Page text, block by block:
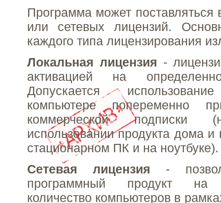
Программа может поставляться
или сетевых лицензий.
каждого типа лицензирования
Локальная лицензия -
активацией на
Допускается
компьютере попеременно
коммерческой подписки
использовании продукта дома
стационарном ПК и на ноутбуке).
Сетевая лицензия -
программный продукт на
количество компьютеров в